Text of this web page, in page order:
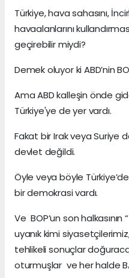
Türkiye, hava sahasını,
havaalanlarını
geçirebilir miydi?
Demek oluyor ki ABD’nin
Ama ABD kalleşin önde
Türkiye'ye de yer vardı.
Fakat bir Irak veya
devlet değildi.
Öyle veya böyle
bir demokrasi vardı.
Ve BOP’un son
uyanık kimi siyasetçilerimiz,
tehlikeli sonuçlar
oturmuşlar ve her halde